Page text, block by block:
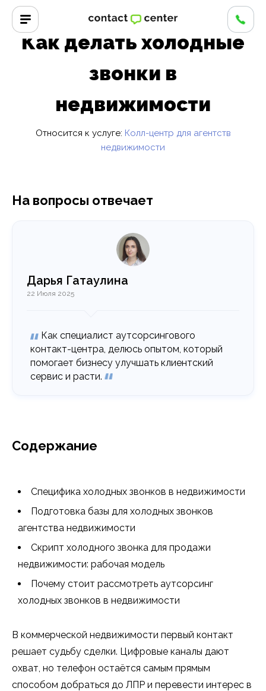
Главная
Как делать холодные звонки в
недвижимости
Как делать холодные
звонки в
недвижимости
Относится к услуге: Колл-центр для агентств
недвижимости
На вопросы отвечает
Дарья Гатаулина
22 Июля 2025
Как специалист аутсорсингового
контакт-центра, делюсь опытом, который
помогает бизнесу улучшать клиентский
сервис и расти.
Содержание
Специфика холодных звонков в недвижимости
Подготовка базы для холодных звонков
агентства недвижимости
Скрипт холодного звонка для продажи
недвижимости: рабочая модель
Почему стоит рассмотреть аутсорсинг
холодных звонков в недвижимости
В коммерческой недвижимости первый контакт
решает судьбу сделки. Цифровые каналы дают
охват, но телефон остаётся самым прямым
способом добраться до ЛПР и перевести интерес в